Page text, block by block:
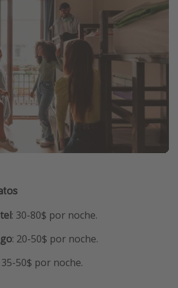
: 30-80$ por noche.
: 20-50$ por noche.
35-50$ por noche.